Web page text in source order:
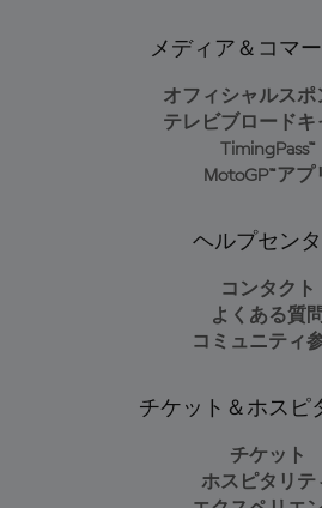
メディア＆コマ
オフィシャルスポ
テレビブロードキ
TimingPass™
MotoGP™アプ
ヘルプセン
コンタクト
よくある質問
コミュニティ
チケット＆ホスピ
チケット
ホスピタリテ